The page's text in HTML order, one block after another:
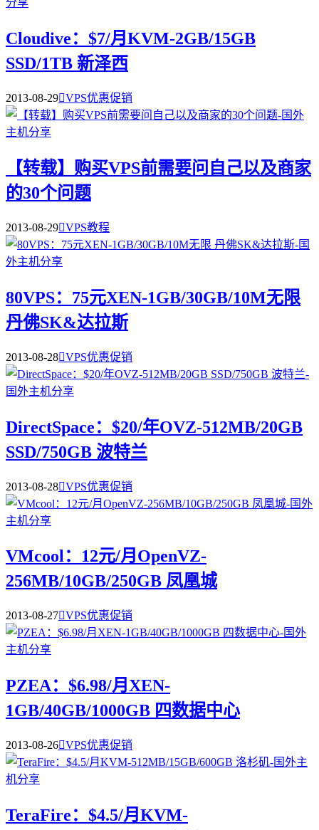
Cloudive：$7/月KVM-2GB/15GB
SSD/1TB 新泽西
2013-08-29VPS优惠促销
【转载】购买VPS前需要问自己以及商家
的30个问题
2013-08-29VPS教程
80VPS：75元XEN-1GB/30GB/10M无限
丹佛SK&达拉斯
2013-08-28VPS优惠促销
DirectSpace：$20/年OVZ-512MB/20GB
SSD/750GB 波特兰
2013-08-28VPS优惠促销
VMcool：12元/月OpenVZ-
256MB/10GB/250GB 凤凰城
2013-08-27VPS优惠促销
PZEA：$6.98/月XEN-
1GB/40GB/1000GB 四数据中心
2013-08-26VPS优惠促销
TeraFire：$4.5/月KVM-